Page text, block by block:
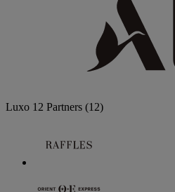
Luxo 12 Partners (12)